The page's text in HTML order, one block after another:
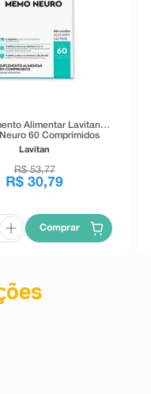
Alimentar Lavitan
60 Comprimidos
Revestidos
Lavitan
R$ 53,77
R$ 30,79
Comprar